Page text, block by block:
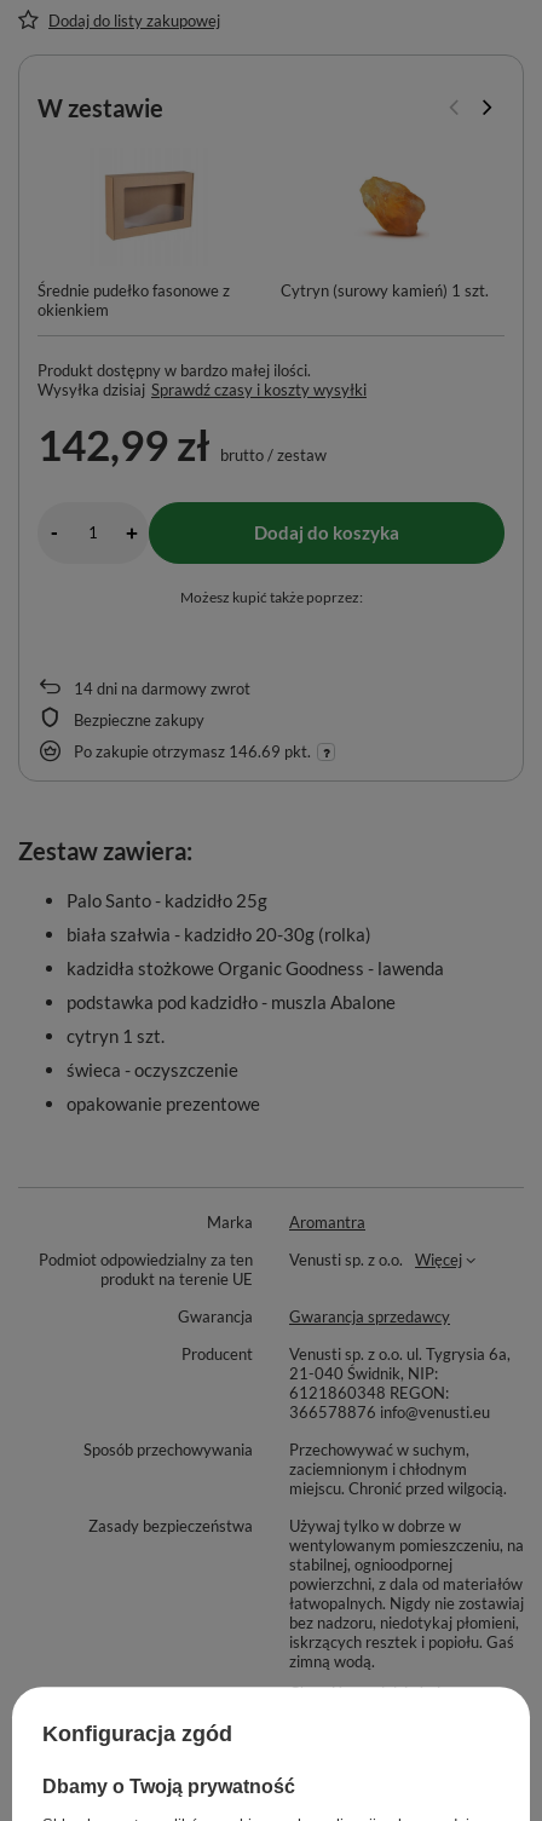
Dodaj do listy zakupowej
W zestawie
Średnie pudełko fasonowe z
okienkiem
Cytryn (surowy kamień) 1 szt.
14dni na darmowy zwrot
Bezpieczne zakupy
Po zakupie otrzymasz 146.69 pkt.
Produkt dostępny w bardzo małej ilości
Wysyłka dzisiaj Sprawdź czasy i koszty wysyłki
142,99 zł brutto/zestaw
- + Dodaj do koszyka
Możesz kupić także poprzez:
Zestaw zawiera:
Palo Santo - kadzidło 25g
biała szałwia - kadzidło 20-30g (rolka)
kadzidła stożkowe Organic Goodness - lawenda
podstawka pod kadzidło - muszla Abalone
cytryn 1 szt.
świeca - oczyszczenie
opakowanie prezentowe
Marka
Aromantra
Podmiot odpowiedzialny za ten
produkt na terenie UE
Venusti sp. z o.o. Więcej
Gwarancja
Gwarancja sprzedawcy
Producent
Venusti sp. z o.o. ul. Tygrysia 6a,
21-040 Świdnik, NIP:
6121860348 REGON:
366578876 info@venusti.eu
Sposób przechowywania
Przechowywać w suchym,
zaciemnionym i chłodnym
miejscu. Chronić przed wilgocią.
Zasady bezpieczeństwa
Używaj tylko w dobrze w
wentylowanym pomieszczeniu, na
stabilnej, ognioodpornej
powierzchni, z dala od materiałów
łatwopalnych. Nigdy nie zostawiaj
bez nadzoru, niedotykaj płomieni,
iskrzących resztek i popiołu. Gaś
zimną wodą.
Chronić przed dziećmi.
zabezpieczenie.
Konfiguracja zgód
Dbamy o Twoją prywatność